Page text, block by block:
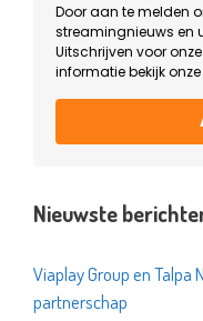
Door aan te melden
streamingnieuws en
Uitschrijven voor
informatie bekijk onze
Nieuwste
Viaplay Group en Talpa
partnerschap